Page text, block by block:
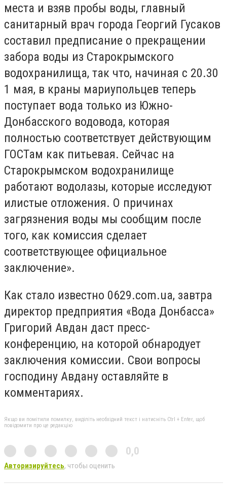
места и взяв пробы воды, главный
санитарный врач города Георгий Гусаков
составил предписание о прекращении
забора воды из Старокрымского
водохранилища, так что, начиная с 20.30
1 мая, в краны мариупольцев теперь
поступает вода только из Южно-
Донбасского водовода, которая
полностью соответствует действующим
ГОСТам как питьевая. Сейчас на
Старокрымском водохранилище
работают водолазы, которые исследуют
илистые отложения. О причинах
загрязнения воды мы сообщим после
того, как комиссия сделает
соответствующее официальное
заключение».
Как стало известно 0629.com.ua, завтра
директор предприятия «Вода Донбасса»
Григорий Авдан даст пресс-
конференцию, на которой обнародует
заключения комиссии. Свои вопросы
господину Авдану оставляйте в
комментариях.
Якщо ви помітили помилку, виділіть необхідний текст і натисніть Ctrl + Enter, щоб
повідомити про це редакцію
0,0
Авторизируйтесь, чтобы оценить